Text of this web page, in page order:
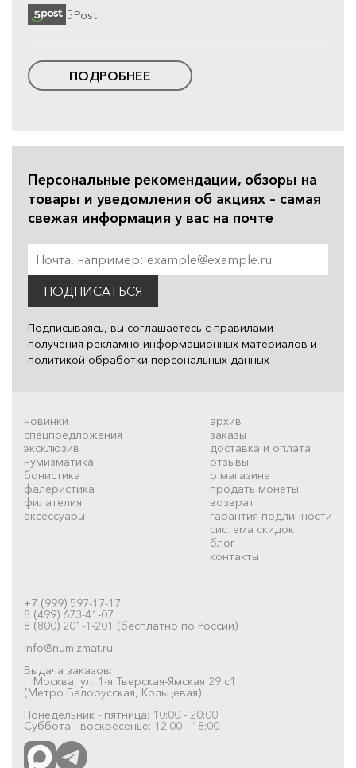
5Post
ПОДРОБНЕЕ
Персональные рекомендации, обзоры на
товары и уведомления об акциях – самая
свежая информация у вас на почте
ПОДПИСАТЬСЯ
Подписываясь, вы соглашаетесь с правилами
получения рекламно-информационных материалов и
политикой обработки персональных данных
новинки
спецпредложения
эксклюзив
нумизматика
бонистика
фалеристика
филателия
аксессуары
архив
заказы
доставка и оплата
отзывы
о магазине
продать монеты
возврат
гарантия подлинности
система скидок
блог
контакты
+7 (999) 597-17-17
8 (499) 673-41-07
8 (800) 201-1-201 (бесплатно по России)
info@numizmat.ru
Выдача заказов:
г. Москва, ул. 1-я Тверская-Ямская 29 с1
(Метро Белорусская, Кольцевая)
Понедельник - пятница: 10:00 - 20:00
Суббота - воскресенье: 12:00 - 18:00